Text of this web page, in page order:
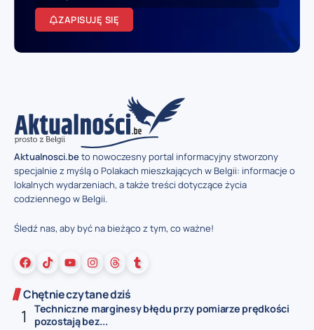
ZAPISUJĘ SIĘ
Aktualnosci.beto nowoczesny portal informacyjny stworzony
specjalnie z myślą o Polakach mieszkających w Belgii: informacje o
lokalnych wydarzeniach, a także treści dotyczące życia
codziennego w Belgii.
Śledź nas, aby być na bieżąco z tym, co ważne!
Chętnie czytane dziś
Techniczne marginesy błędu przy pomiarze prędkości
pozostają bez...